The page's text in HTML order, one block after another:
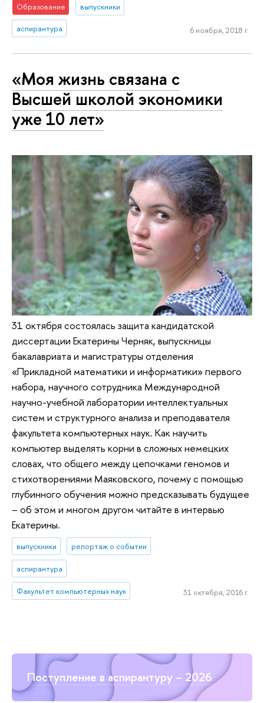
Поступление в аспирантуру – 2026
Образование выпускники
аспирантура 6 ноября, 2018 г.
«Моя жизнь связана с
Высшей школой экономики
уже 10 лет»
31 октября состоялась защита кандидатской
диссертации Екатерины Черняк, выпускницы
бакалавриата и магистратуры отделения
«Прикладной математики и информатики» первого
набора, научного сотрудника Международной
научно-учебной лаборатории интеллектуальных
систем и структурного анализа и преподавателя
факультета компьютерных наук. Как научить
компьютер выделять корни в сложных немецких
словах, что общего между цепочками геномов и
стихотворениями Маяковского, почему с помощью
глубинного обучения можно предсказывать будущее
– об этом и многом другом читайте в интервью
Екатерины.
выпускники репортаж о событии
аспирантура
Факультет компьютерных наук 31 октября, 2016 г.